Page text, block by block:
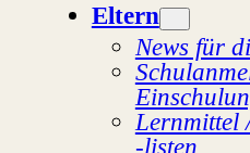
Eltern
News für
Lernmittel
-listen